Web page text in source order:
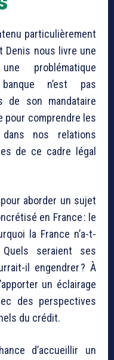
particulièrement
Denis nous livre une
problématique
n’est pas
de son mandataire
pour comprendre les
nos relations
de ce cadre légal
aborder un sujet
en France : le
la France n’a-t-
seraient ses
il engendrer ? À
un éclairage
des perspectives
du crédit.
d’accueillir un